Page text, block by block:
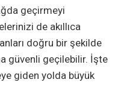
geçirmeyi
de akıllıca
doğru bir şekilde
güvenli geçilebilir. İşte
giden yolda büyük